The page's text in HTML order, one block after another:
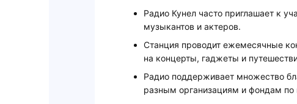
Радио Кунел часто приглашает к
музыкантов и актеров.
Станция проводит ежемесячные
на концерты, гаджеты и
Радио поддерживает множество
разным организациям и фондам по